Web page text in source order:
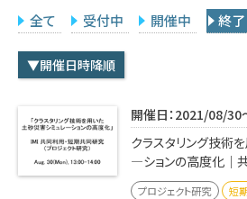
研究代表者専用 委
学内専用
Q&A
アク
メルマガ
全て 受付中 開催中 終了
▼開催日時降順
開催日：2021/08/
クラスタリング技術
―ションの高度化｜
プロジェクト研究 短